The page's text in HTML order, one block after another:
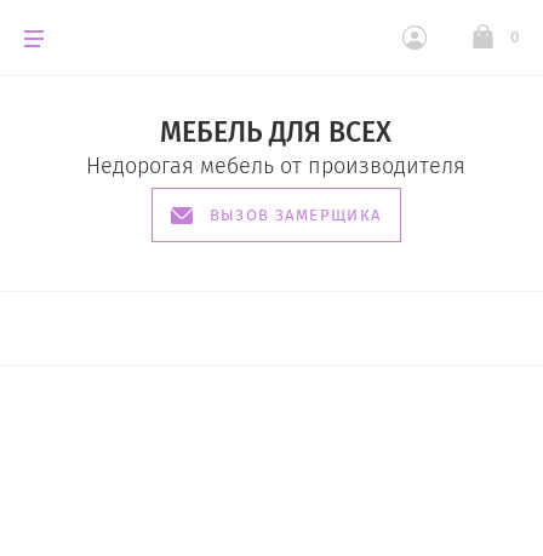
0
МЕБЕЛЬ ДЛЯ ВСЕХ
Недорогая мебель от производителя
ВЫЗОВ ЗАМЕРЩИКА